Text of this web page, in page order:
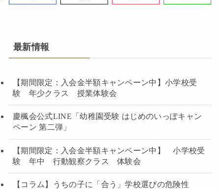
最新情報
【期間限定：入会金半額キャンペーン中】小学校受
験 年少クラス 授業体験会
慶楓会公式LINE「幼稚園受験 はじめのいっぽキャン
ペーン 第二弾」
【期間限定：入会金半額キャンペーン中】 小学校受
験 年中 行動観察クラス 体験会
【コラム】うちの子に「合う」学校選びの危険性